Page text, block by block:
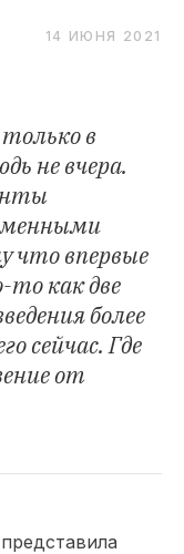
14 ИЮНЯ 2021
в
не вчера.
что впервые
то как две
более
сейчас. Где
от